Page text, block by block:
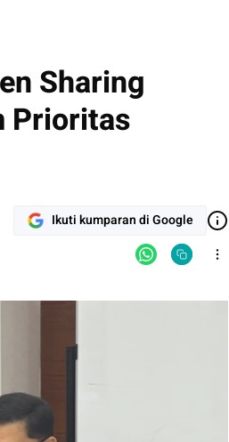
Sharing
Prioritas
Ikuti kumparan di Google